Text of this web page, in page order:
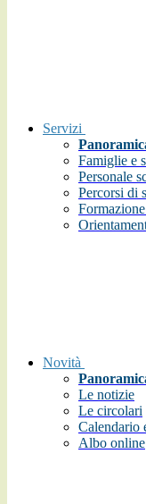
Servizi
Famiglie e
Personale
Percorsi di
Novità
Le notizie
Le circolari
Calendario
Albo online